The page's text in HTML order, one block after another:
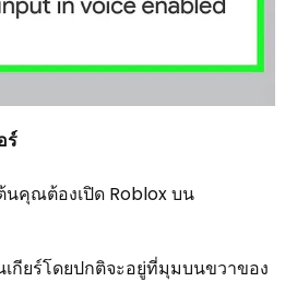
ร์
นคุณต้องเปิด Roblox บน
กียร์โดยปกติจะอยู่ที่มุมบนขวาของ